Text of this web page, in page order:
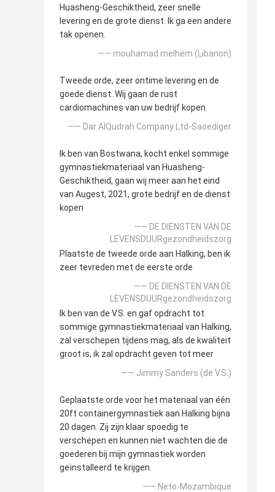
Huasheng-Geschiktheid, zeer snelle
levering en de grote dienst. Ik ga een andere
tak openen.
—— mouhamad melhem (Libanon)
Tweede orde, zeer ontime levering en de
goede dienst. Wij gaan de rust
cardiomachines van uw bedrijf kopen.
—— Dar AlQudrah Company Ltd-Saoediger
Ik ben van Bostwana, kocht enkel sommige
gymnastiekmateriaal van Huasheng-
Geschiktheid, gaan wij meer aan het eind
van Augest, 2021, grote bedrijf en de dienst
kopen
—— DE DIENSTEN VAN DE
LEVENSDUURgezondheidszorg
Plaatste de tweede orde aan Halking, ben ik
zeer tevreden met de eerste orde
—— DE DIENSTEN VAN DE
LEVENSDUURgezondheidszorg
Ik ben van de V.S. en gaf opdracht tot
sommige gymnastiekmateriaal van Halking,
zal verschepen tijdens mag, als de kwaliteit
groot is, ik zal opdracht geven tot meer
—— Jimmy Sanders (de V.S.)
Geplaatste orde voor het materiaal van één
20ft containergymnastiek aan Halking bijna
20 dagen. Zij zijn klaar spoedig te
verschepen en kunnen niet wachten die de
goederen bij mijn gymnastiek worden
geïnstalleerd te krijgen.
—— Neto-Mozambique